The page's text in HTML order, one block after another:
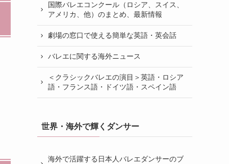
国際バレエコンクール（ロシア、スイス、
アメリカ、他）のまとめ、最新情報
劇場の窓口で使える簡単な英語・英会話
バレエに関する海外ニュース
＜クラシックバレエの演目＞英語・ロシア
語・フランス語・ドイツ語・スペイン語
世界・海外で輝くダンサー
海外で活躍する日本人バレエダンサーのブ